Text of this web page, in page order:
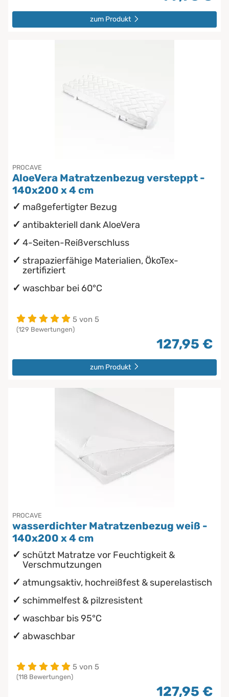
zum Produkt
PROCAVE
AloeVera Matratzenbezug versteppt -
140x200 x 4 cm
maßgefertigter Bezug
antibakteriell dank AloeVera
4-Seiten-Reißverschluss
strapazierfähige Materialien, ÖkoTex-
zertifiziert
waschbar bei 60°C
5 von 5
(129 Bewertungen)
127,95 €
zum Produkt
PROCAVE
wasserdichter Matratzenbezug weiß -
140x200 x 4 cm
schützt Matratze vor Feuchtigkeit &
Verschmutzungen
atmungsaktiv, hochreißfest & superelastisch
schimmelfest & pilzresistent
waschbar bis 95°C
abwaschbar
5 von 5
(118 Bewertungen)
127,95 €